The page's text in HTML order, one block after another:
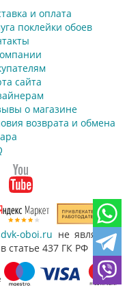
и оплата
поклейки обоев
сайта
о магазине
возврата и обмена
oboi.ru не является
статье 437 ГК РФ